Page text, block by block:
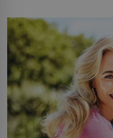
můžete obohatit své
větší harmonii a klid.